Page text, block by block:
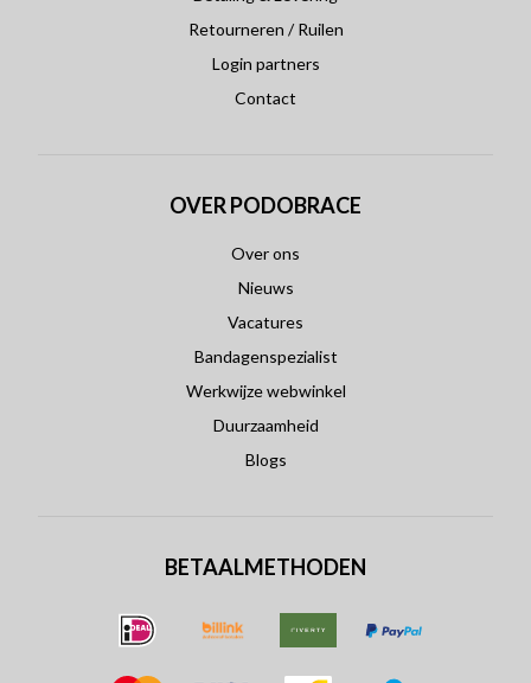
Retourneren / Ruilen
Login partners
Contact
OVER PODOBRACE
Over ons
Nieuws
Vacatures
Bandagenspezialist
Werkwijze webwinkel
Duurzaamheid
Blogs
BETAALMETHODEN